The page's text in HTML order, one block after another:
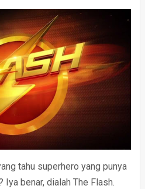
tahu superhero yang punya
benar, dialah The Flash.